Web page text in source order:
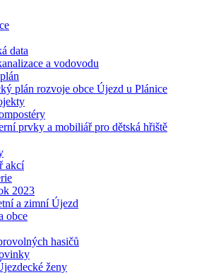
data
a vodovodu
plán rozvoje obce Újezd u Plánice
prvky a mobiliář pro dětská hřiště
akcí
2023
a zimní Újezd
obce
hasičů
ženy